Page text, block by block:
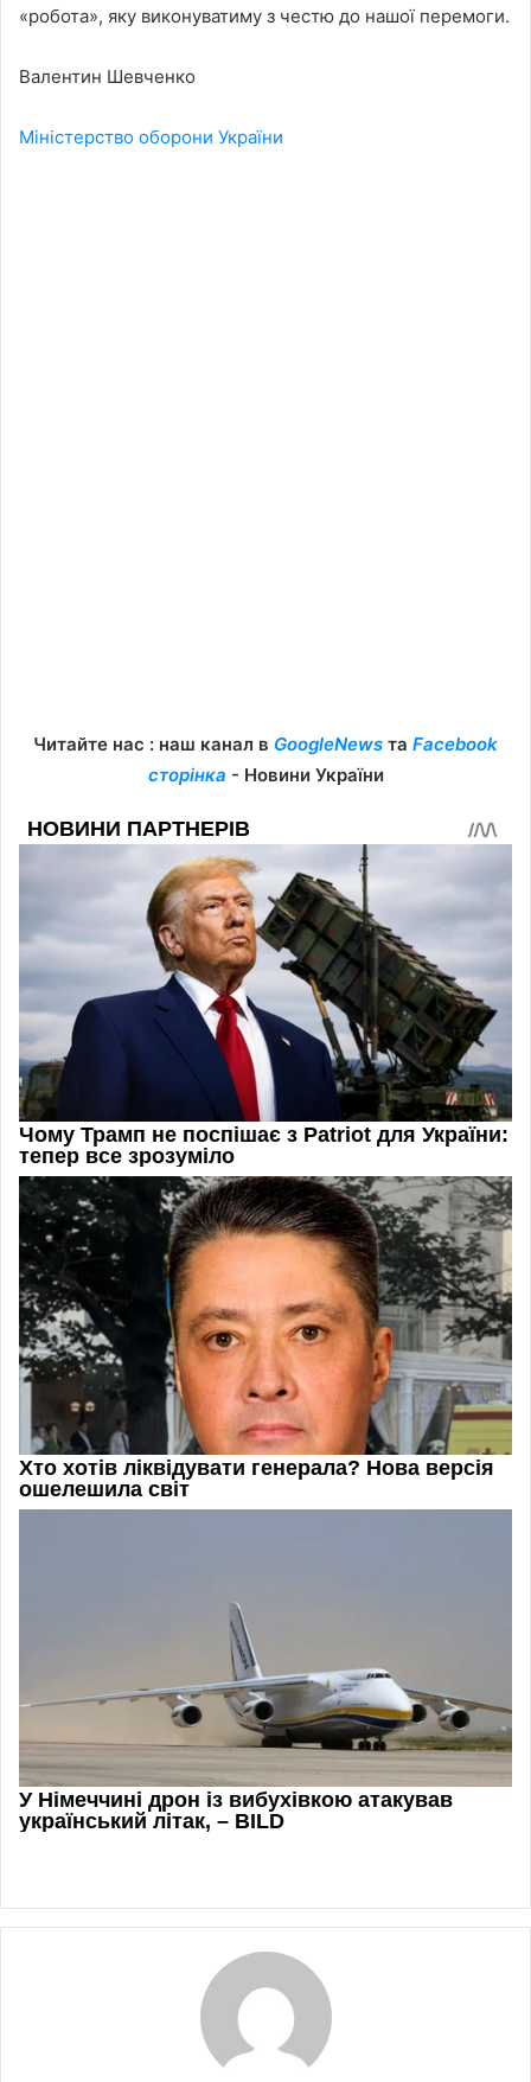
«робота», яку виконуватиму з честю до нашої перемоги.
Валентин Шевченко
Міністерство оборони України
Читайте нас : наш канал в GoogleNews та Facebook
сторінка - Новини України